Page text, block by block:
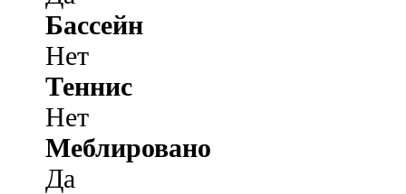
Бассейн
Нет
Теннис
Нет
Меблировано
Да